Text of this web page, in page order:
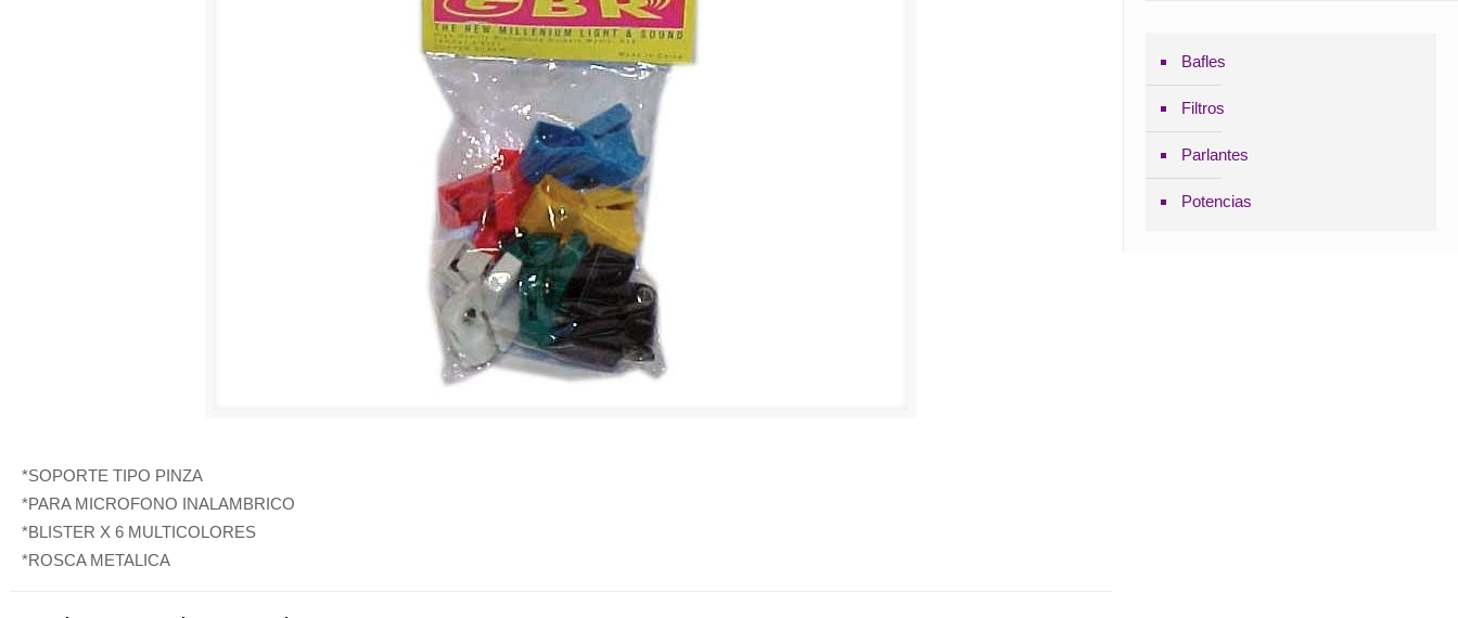
*SOPORTE TIPO PINZA
*PARA MICROFONO INALAMBRICO
*BLISTER X 6 MULTICOLORES
*ROSCA METALICA
Bafles
Filtros
Parlantes
Potencias